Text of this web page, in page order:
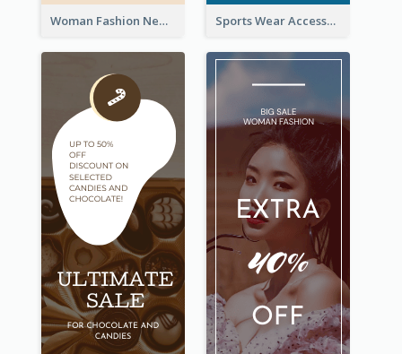
Woman Fashion New Arrivals Sale Wide Skyscraper Banner Sports Wear Accessories Special Sale Wide Skyscraper Banner